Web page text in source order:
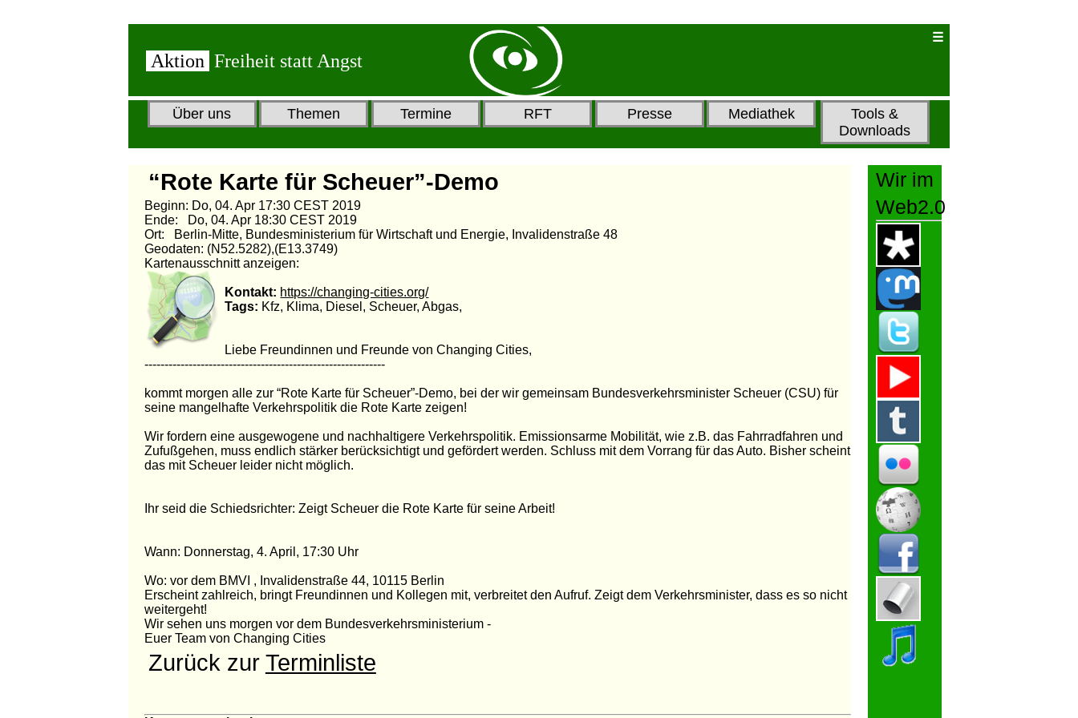
Aktion Freiheit statt Angst
Über uns Themen Termine RFT Presse Mediathek
Tools &
Downloads
“Rote Karte für Scheuer”-Demo
Beginn: Do, 04. Apr 17:30 CEST 2019
Ende: Do, 04. Apr 18:30 CEST 2019
Ort: Berlin-Mitte, Bundesministerium für Wirtschaft und Energie, Invalidenstraße 48
Geodaten: (N52.5282),(E13.3749)
Kartenausschnitt anzeigen:
Kontakt: https://changing-cities.org/
Tags: Kfz, Klima, Diesel, Scheuer, Abgas,
Liebe Freundinnen und Freunde von Changing Cities,
------------------------------------------------------------
kommt morgen alle zur “Rote Karte für Scheuer”-Demo, bei der wir gemeinsam Bundesverkehrsminister Scheuer (CSU) für
seine mangelhafte Verkehrspolitik die Rote Karte zeigen!
Wir fordern eine ausgewogene und nachhaltigere Verkehrspolitik. Emissionsarme Mobilität, wie z.B. das Fahrradfahren und
Zufußgehen, muss endlich stärker berücksichtigt und gefördert werden. Schluss mit dem Vorrang für das Auto. Bisher scheint
das mit Scheuer leider nicht möglich.
Ihr seid die Schiedsrichter: Zeigt Scheuer die Rote Karte für seine Arbeit!
Wann: Donnerstag, 4. April, 17:30 Uhr
Wo: vor dem BMVI , Invalidenstraße 44, 10115 Berlin
Erscheint zahlreich, bringt Freundinnen und Kollegen mit, verbreitet den Aufruf. Zeigt dem Verkehrsminister, dass es so nicht
weitergeht!
Wir sehen uns morgen vor dem Bundesverkehrsministerium -
Euer Team von Changing Cities
Zurück zur Terminliste
Wir im
Web2.0